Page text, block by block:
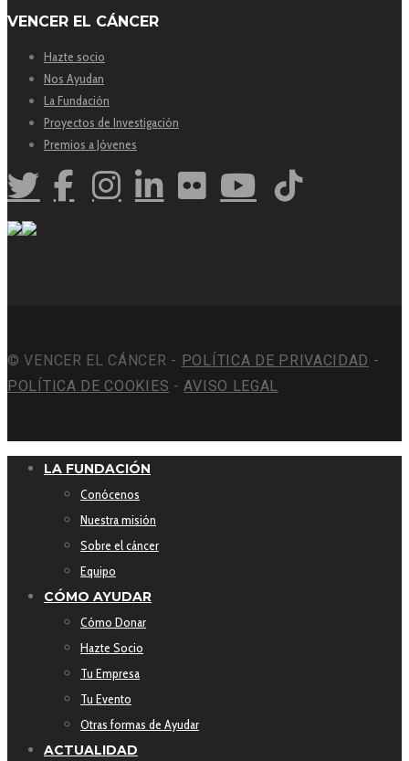
VENCER EL CÁNCER
Hazte socio
Nos Ayudan
La Fundación
Proyectos de Investigación
Premios a Jóvenes
© VENCER EL CÁNCER - POLÍTICA DE PRIVACIDAD -
POLÍTICA DE COOKIES -AVISO LEGAL
LA FUNDACIÓN
Conócenos
Nuestra misión
Sobre el cáncer
Equipo
CÓMO AYUDAR
Cómo Donar
Hazte Socio
Tu Empresa
Tu Evento
Otras formas de Ayudar
ACTUALIDAD